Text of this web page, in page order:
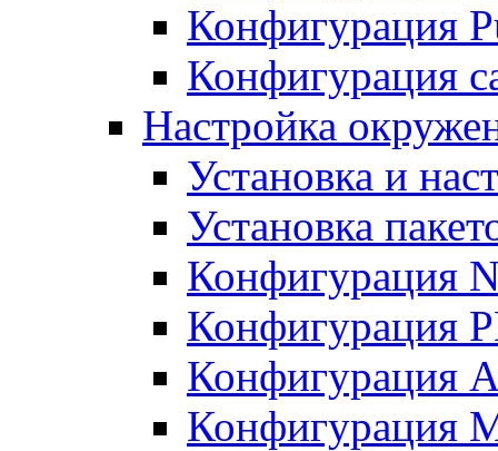
Конфигурация
Конфигурация
Настройка
Установка и
Установка
Конфигурация
Конфигурация
Конфигурация
Конфигурация